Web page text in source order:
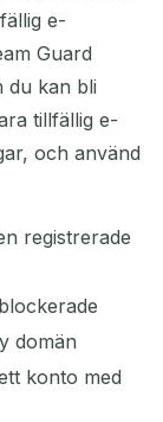
e-
Guard
du kan bli
tillfällig e-
och använd
registrerade
domän
konto med